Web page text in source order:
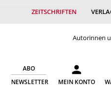
ZEITSCHRIFTEN
Autorinnen
ABO
NEWSLETTER
MEIN KONTO